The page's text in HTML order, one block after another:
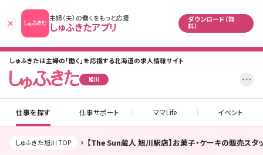
主婦（夫）の働くをもっと応援
しゅふきたアプリ
あとで
ダウンロード（無
料）
しゅふきたは主婦の「働く」を応援する北海道の求人情報サイト
旭川
仕事を探す 仕事サポート ママLife イベント
しゅふきた旭川 TOP 【The Sun蔵人 旭川駅店】お菓子・ケーキの販売スタ